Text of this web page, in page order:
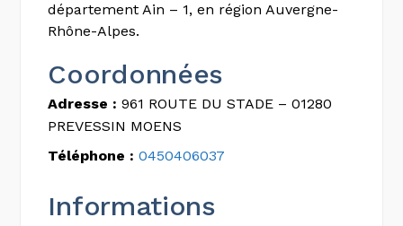
département Ain – 1, en région Auvergne-
Rhône-Alpes.
Coordonnées
Adresse : 961 ROUTE DU STADE – 01280
PREVESSIN MOENS
Téléphone : 0450406037
Informations